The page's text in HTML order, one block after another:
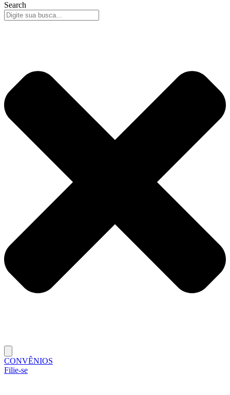
Search
CONVÊNIOS
Filie-se